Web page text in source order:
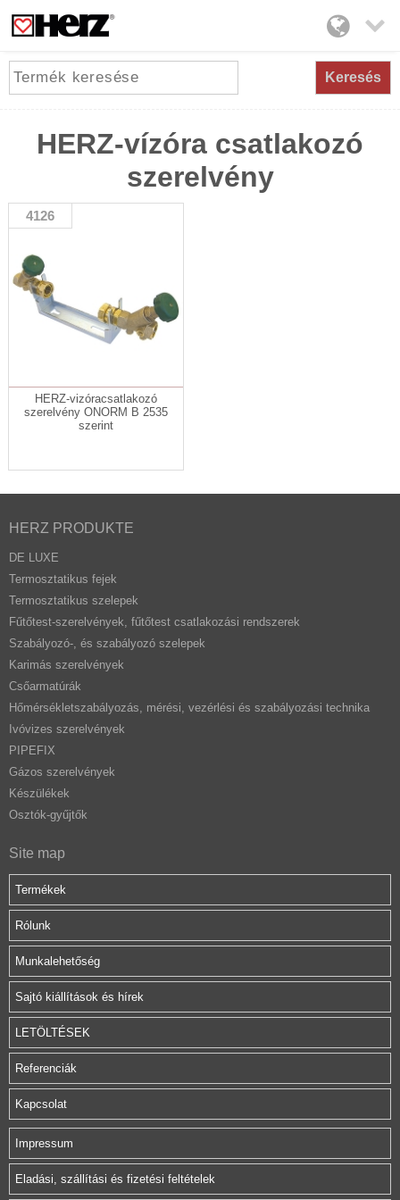

Keresés
HERZ-vízóra csatlakozó
szerelvény
4126
HERZ-vizóracsatlakozó
szerelvény ONORM B 2535
szerint
HERZ PRODUKTE
DE LUXE
Termosztatikus fejek
Termosztatikus szelepek
Fűtőtest-szerelvények, fűtőtest csatlakozási rendszerek
Szabályozó-, és szabályozó szelepek
Karimás szerelvények
Csőarmatúrák
Hőmérsékletszabályozás, mérési, vezérlési és szabályozási technika
Ivóvizes szerelvények
PIPEFIX
Gázos szerelvények
Készülékek
Osztók-gyűjtők
Site map
Termékek
Rólunk
Munkalehetőség
Sajtó kiállítások és hírek
LETÖLTÉSEK
Referenciák
Kapcsolat
Impressum
Eladási, szállítási és fizetési feltételek